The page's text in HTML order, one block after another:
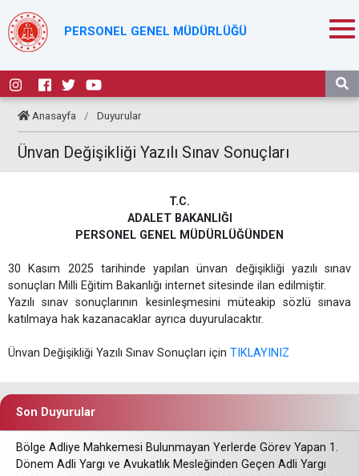
PERSONEL GENEL MÜDÜRLÜĞÜ
Anasayfa / Duyurular
Ünvan Değişikliği Yazılı Sınav Sonuçları
T.C.
ADALET BAKANLIĞI
PERSONEL GENEL MÜDÜRLÜĞÜNDEN
30 Kasım 2025 tarihinde yapılan ünvan değişikliği yazılı sınav
sonuçları Milli Eğitim Bakanlığı internet sitesinde ilan edilmiştir.
Yazılı sınav sonuçlarının kesinleşmesini müteakip sözlü sınava
katılmaya hak kazanacaklar ayrıca duyurulacaktır.
Ünvan Değişikliği Yazılı Sınav Sonuçları için TIKLAYINIZ
Son Duyurular
Bölge Adliye Mahkemesi Bulunmayan Yerlerde Görev Yapan 1.
Dönem Adli Yargı ve Avukatlık Mesleğinden Geçen Adli Yargı